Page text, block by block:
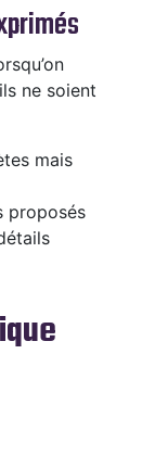
ne soient
mais
proposés